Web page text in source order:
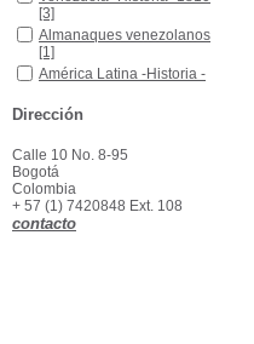
[3]
Almanaques venezolanos
Almanaques venezolanos
[1]
América Latina -Historia -Guerras
América Latina -Historia -
Independencia, 1806-
1830[1]
Doctrina Bolivariana
Doctrina Bolivariana
Doctrina de Monroe
Doctrina de Monroe
Panamericanismo
Panamericanismo
Dirección
Calle 10 No. 8-95
Bogotá
Colombia
+ 57 (1) 7420848 Ext. 108
contacto